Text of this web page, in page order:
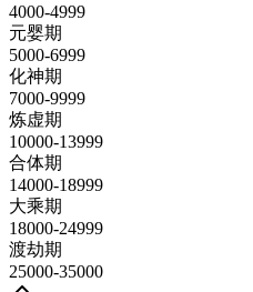
4000-4999
元婴期
5000-6999
化神期
7000-9999
炼虚期
10000-13999
合体期
14000-18999
大乘期
18000-24999
渡劫期
25000-35000